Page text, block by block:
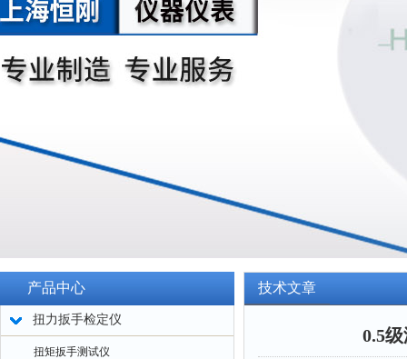
产品中心
扭力扳手检定仪
扭矩扳手测试仪
技术文章
0.5